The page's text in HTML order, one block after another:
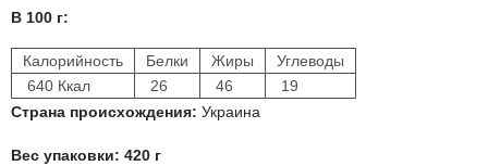
В 100 г:
Калорийность Белки Жиры
Углеводы
640 Ккал
26 46
19
Страна происхождения: Украина
Вес упаковки: 420 г